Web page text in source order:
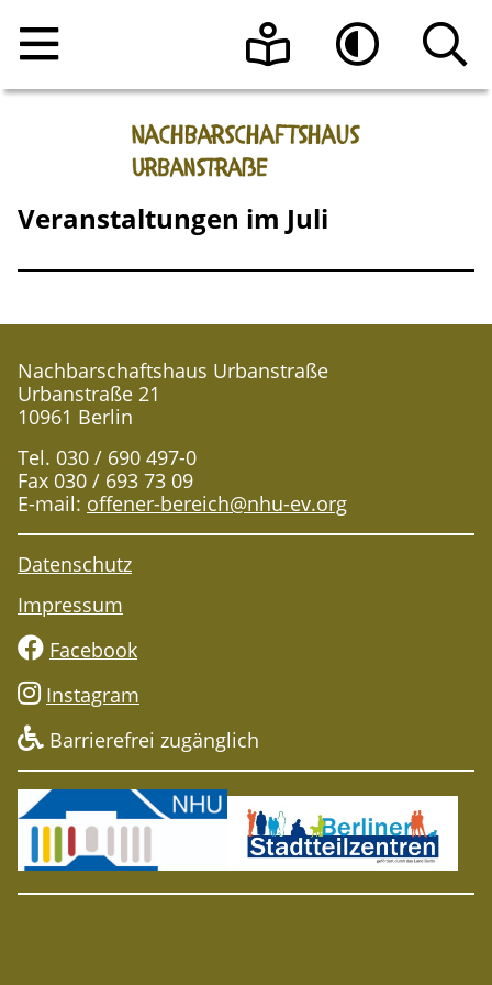
Veranstaltungen
Urbanstraße e.V.
Sonnen-Café
Register-Meldestelle
Ausstellungen
Raumnutzung
Aktuelle Informationen
Die Geschichte des Hauses
Freiwilliges Engagement
Spendenaufruf
Unser Selbstverständnis
Hoher Kontrast
Veranstaltungen im Juli
Nachbarschaftshaus Urbanstraße
Urbanstraße 21
10961 Berlin
Tel. 030 / 690 497-0
Fax 030 / 693 73 09
E-mail: offener-bereich@nhu-ev.org
Datenschutz
Impressum
Facebook
Instagram
Barrierefrei zugänglich